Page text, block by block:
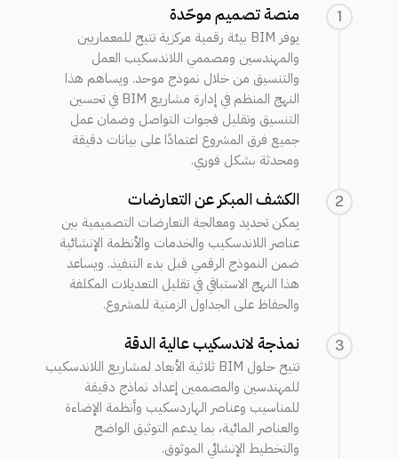
1 منصة تصميم موحّدة
يوفر BIM بيئة رقمية مركزية تتيح للمعماريين
والمهندسين ومصممي اللاندسكيب العمل
والتنسيق من خلال نموذج موحد. ويساهم هذا
النهج المنظم في إدارة مشاريع BIM في تحسين
التنسيق وتقليل فجوات التواصل وضمان عمل
جميع فرق المشروع اعتمادًا على بيانات دقيقة
ومحدثة بشكل فوري.
2 الكشف المبكر عن التعارضات
يمكن تحديد ومعالجة التعارضات التصميمية بين
عناصر اللاندسكيب والخدمات والأنظمة الإنشائية
ضمن النموذج الرقمي قبل بدء التنفيذ. ويساعد
هذا النهج الاستباقي في تقليل التعديلات المكلفة
والحفاظ على الجداول الزمنية للمشروع.
3 نمذجة لاندسكيب عالية الدقة
تتيح حلول BIM ثلاثية الأبعاد لمشاريع اللاندسكيب
للمهندسين والمصممين إعداد نماذج دقيقة
للمناسيب وعناصر الهاردسكيب وأنظمة الإضاءة
والعناصر المائية، بما يدعم التوثيق الواضح
والتخطيط الإنشائي الموثوق.